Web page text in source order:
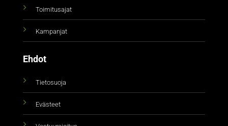
Toimitusajat
Kampanjat
Ehdot
Tietosuoja
Evästeet